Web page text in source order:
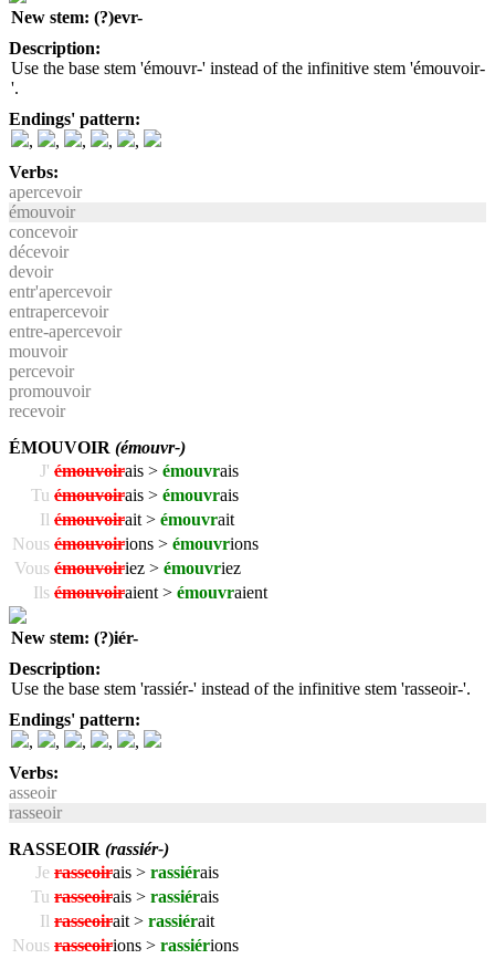
New stem: (?)evr-
Description:
Use the base stem 'émouvr-' instead of the infinitive stem 'émouvoir-
'.
Endings' pattern:
,
, , ,
,
Verbs:
apercevoir
émouvoir
concevoir
décevoir
devoir
entr'apercevoir
entrapercevoir
entre-apercevoir
mouvoir
percevoir
promouvoir
recevoir
ÉMOUVOIR (émouvr-)
J' émouvoirais > émouvrais
Tu émouvoirais > émouvrais
Il émouvoirait > émouvrait
Nous émouvoirions > émouvrions
Vous émouvoiriez > émouvriez
Ils émouvoiraient > émouvraient
New stem: (?)iér-
Description:
Use the base stem 'rassiér-' instead of the infinitive stem 'rasseoir-'.
Endings' pattern:
,
, , ,
,
Verbs:
asseoir
rasseoir
RASSEOIR (rassiér-)
Je rasseoirais > rassiérais
Tu rasseoirais > rassiérais
Il rasseoirait > rassiérait
Nous rasseoirions > rassiérions